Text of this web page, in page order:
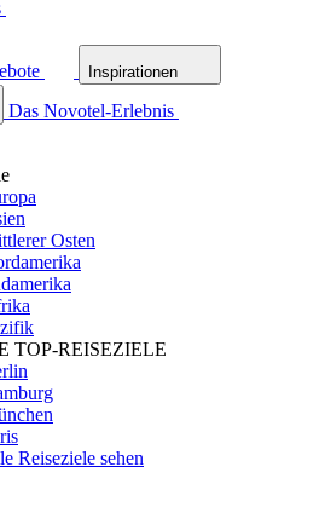
Inspirationen
Das Novotel-Erlebnis
Osten
TOP-REISEZIELE
Reiseziele sehen